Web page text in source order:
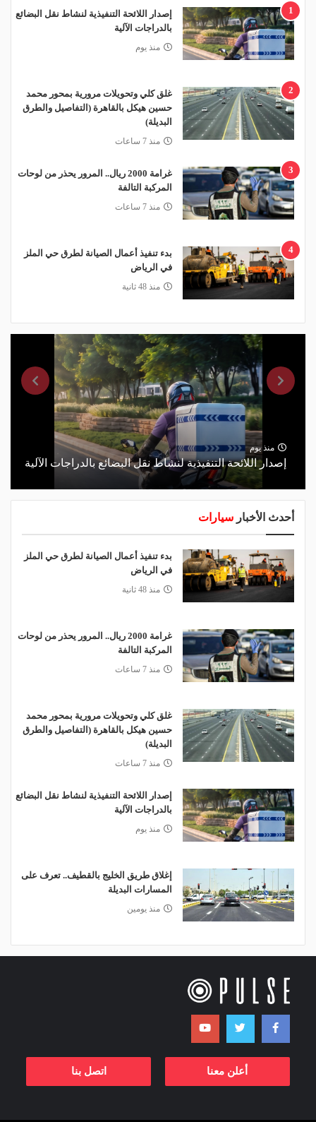
1
إصدار اللائحة التنفيذية لنشاط نقل البضائع
بالدراجات الآلية
منذ يوم
2
غلق كلي وتحويلات مرورية بمحور محمد
حسين هيكل بالقاهرة (التفاصيل والطرق
البديلة)
منذ 7 ساعات
3
غرامة 2000 ريال.. المرور يحذر من لوحات
المركبة التالفة
منذ 7 ساعات
4
بدء تنفيذ أعمال الصيانة لطرق حي الملز
في الرياض
منذ 48 ثانية
منذ يوم
إصدار اللائحة التنفيذية لنشاط نقل البضائع بالدراجات الآلية
أحدث الأخبار سيارات
بدء تنفيذ أعمال الصيانة لطرق حي الملز
في الرياض
منذ 48 ثانية
غرامة 2000 ريال.. المرور يحذر من لوحات
المركبة التالفة
منذ 7 ساعات
غلق كلي وتحويلات مرورية بمحور محمد
حسين هيكل بالقاهرة (التفاصيل والطرق
البديلة)
منذ 7 ساعات
إصدار اللائحة التنفيذية لنشاط نقل البضائع
بالدراجات الآلية
منذ يوم
إغلاق طريق الخليج بالقطيف.. تعرف على
المسارات البديلة
منذ يومين
أعلن معنا اتصل بنا